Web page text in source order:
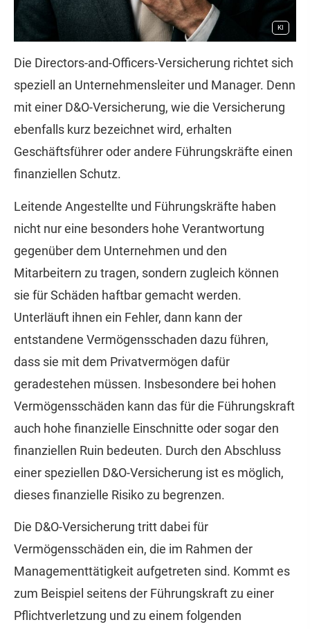
KI
Die Directors-and-Officers-Versicherung richtet sich
speziell an Unternehmensleiter und Manager. Denn
mit einer D&O-Versicherung, wie die Versicherung
ebenfalls kurz bezeichnet wird, erhalten
Geschäftsführer oder andere Führungskräfte einen
finanziellen Schutz.
Leitende Angestellte und Führungskräfte haben
nicht nur eine besonders hohe Verantwortung
gegenüber dem Unternehmen und den
Mitarbeitern zu tragen, sondern zugleich können
sie für Schäden haftbar gemacht werden.
Unterläuft ihnen ein Fehler, dann kann der
entstandene Vermögensschaden dazu führen,
dass sie mit dem Privatvermögen dafür
geradestehen müssen. Insbesondere bei hohen
Vermögensschäden kann das für die Führungskraft
auch hohe finanzielle Einschnitte oder sogar den
finanziellen Ruin bedeuten. Durch den Abschluss
einer speziellen D&O-Versicherung ist es möglich,
dieses finanzielle Risiko zu begrenzen.
Die D&O-Versicherung tritt dabei für
Vermögensschäden ein, die im Rahmen der
Managementtätigkeit aufgetreten sind. Kommt es
zum Beispiel seitens der Führungskraft zu einer
Pflichtverletzung und zu einem folgenden